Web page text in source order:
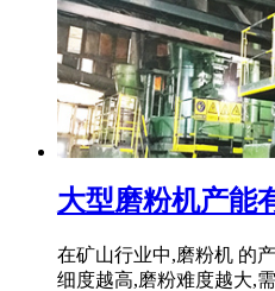
大型磨粉机产能
在矿山行业中,磨粉机 的
细度越高,磨粉难度越大,